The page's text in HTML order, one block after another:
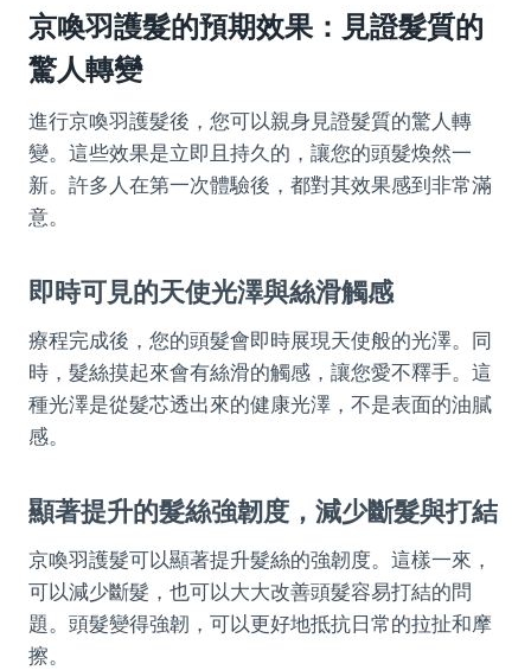
京喚羽護髮的預期效果：見證髮質的
驚人轉變
進行京喚羽護髮後，您可以親身見證髮質的驚人轉
變。這些效果是立即且持久的，讓您的頭髮煥然一
新。許多人在第一次體驗後，都對其效果感到非常滿
意。
即時可見的天使光澤與絲滑觸感
療程完成後，您的頭髮會即時展現天使般的光澤。同
時，髮絲摸起來會有絲滑的觸感，讓您愛不釋手。這
種光澤是從髮芯透出來的健康光澤，不是表面的油膩
感。
顯著提升的髮絲強韌度，減少斷髮與打結
京喚羽護髮可以顯著提升髮絲的強韌度。這樣一來，
可以減少斷髮，也可以大大改善頭髮容易打結的問
題。頭髮變得強韌，可以更好地抵抗日常的拉扯和摩
擦。